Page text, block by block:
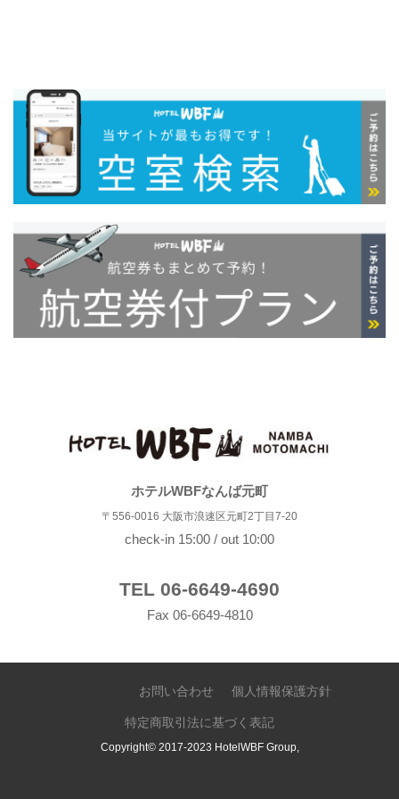
ホテルWBFなんば元町
〒556-0016 大阪市浪速区元町2丁目7-20
check-in 15:00 / out 10:00
TEL 06-6649-4690
Fax 06-6649-4810
お問い合わせ 個人情報保護方針
特定商取引法に基づく表記
Copyright© 2017-2023 HotelWBF Group,